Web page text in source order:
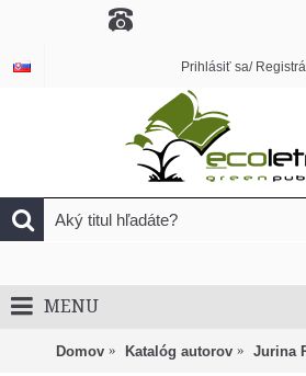
Prihlásiť sa/
MENU
Domov Katalóg autorov Jurina